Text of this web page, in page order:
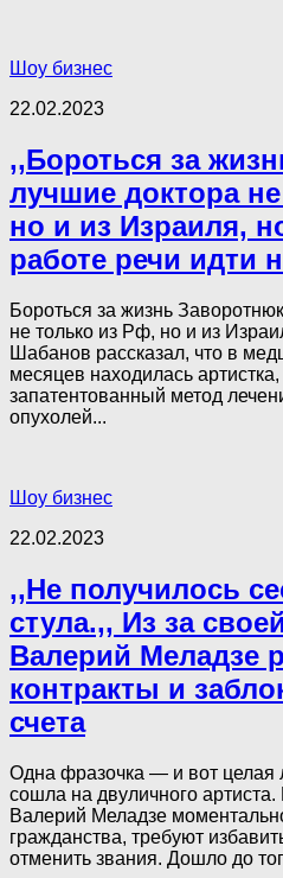
Шоу бизнес
22.02.2023
,,Бороться за
лучшие доктора
но и из Израиля,
работе речи идти
Бороться за жизнь
не только из Рф, но и из
Шабанов рассказал, что в
месяцев находилась
запатентованный метод
опухолей...
Шоу бизнес
22.02.2023
,,Не получилось
стула.,, Из за
Валерий Меладзе
контракты и
счета
Одна фразочка — и вот целая
сошла на двуличного
Валерий Меладзе
гражданства, требуют
отменить звания. Дошло до